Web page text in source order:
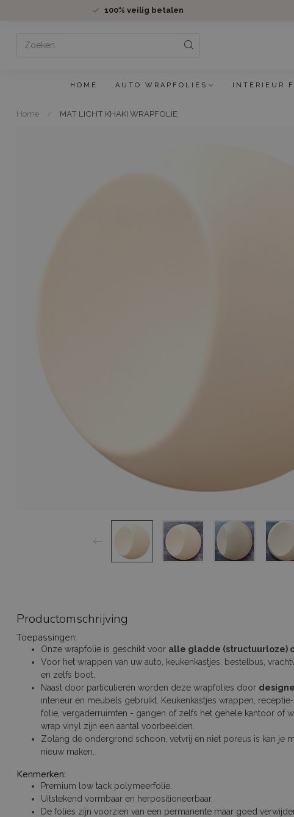
100% veilig betalen
HOME AUTO WRAPFOLIES INTERIEUR
Home / MAT LICHT KHAKI WRAPFOLIE
Productomschrijving
Toepassingen:
Onze wrapfolie is geschikt voor alle gladde (structuurloze)
Voor het wrappen van uw auto, keukenkastjes, bestelbus,
en zelfs boot.
Naast door particulieren worden deze wrapfolies door
interieur en meubels gebruikt. Keukenkastjes wrappen,
folie, vergaderruimten - gangen of zelfs het gehele kantoor of
wrap vinyl zijn een aantal voorbeelden.
Zolang de ondergrond schoon, vetvrij en niet poreus is kan je
nieuw maken.
Kenmerken:
Premium low tack polymeerfolie.
Uitstekend vormbaar en herpositioneerbaar.
De folies zijn voorzien van een permanente maar goed